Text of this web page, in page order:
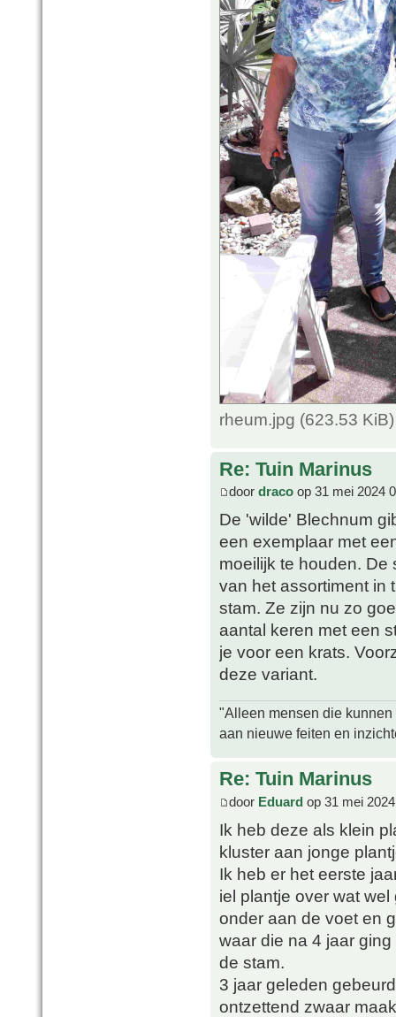
rheum.jpg (623.53
Re: Tuin Marinus
door draco op 31 mei 2024
De 'wilde' Blechnum
een exemplaar met
moeilijk te houden.
van het assortiment in
stam. Ze zijn nu zo
aantal keren met een
je voor een krats.
deze variant.
"Alleen mensen die
aan nieuwe feiten en
Re: Tuin Marinus
door Eduard op 31 mei
Ik heb deze als klein
kluster aan jonge
Ik heb er het eerste
iel plantje over wat
onder aan de voet en
waar die na 4 jaar
de stam.
3 jaar geleden
ontzettend zwaar